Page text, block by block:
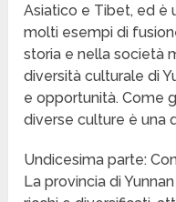
Asiatico e Tibet, ed è
molti esempi di
storia e nella società
diversità culturale di
e opportunità. Come
diverse culture è una
Undicesima parte:
La provincia di